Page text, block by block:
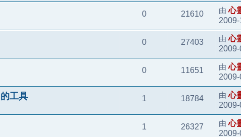
0 21610 由心
0 27403 由心
0 11651 由心
工具 1 18784 由心
1 26327 由心